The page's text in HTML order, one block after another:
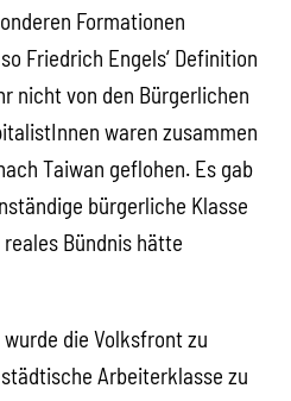
Formationen
Friedrich Engels‘ Definition
nicht von den Bürgerlichen
waren zusammen
Taiwan geflohen. Es gab
bürgerliche Klasse
Bündnis hätte
die Volksfront zu
Arbeiterklasse zu